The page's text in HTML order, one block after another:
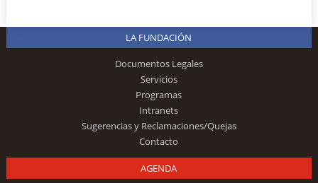
LA FUNDACIÓN
Documentos Legales
Servicios
Programas
Intranets
Sugerencias y Reclamaciones/Quejas
Contacto
AGENDA